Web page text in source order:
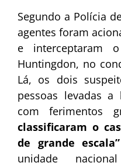
Segundo a Polícia
agentes foram
e interceptaram
Huntingdon, no
Lá, os dois
pessoas levadas
com ferimentos
classificaram o
de grande escala”
unidade